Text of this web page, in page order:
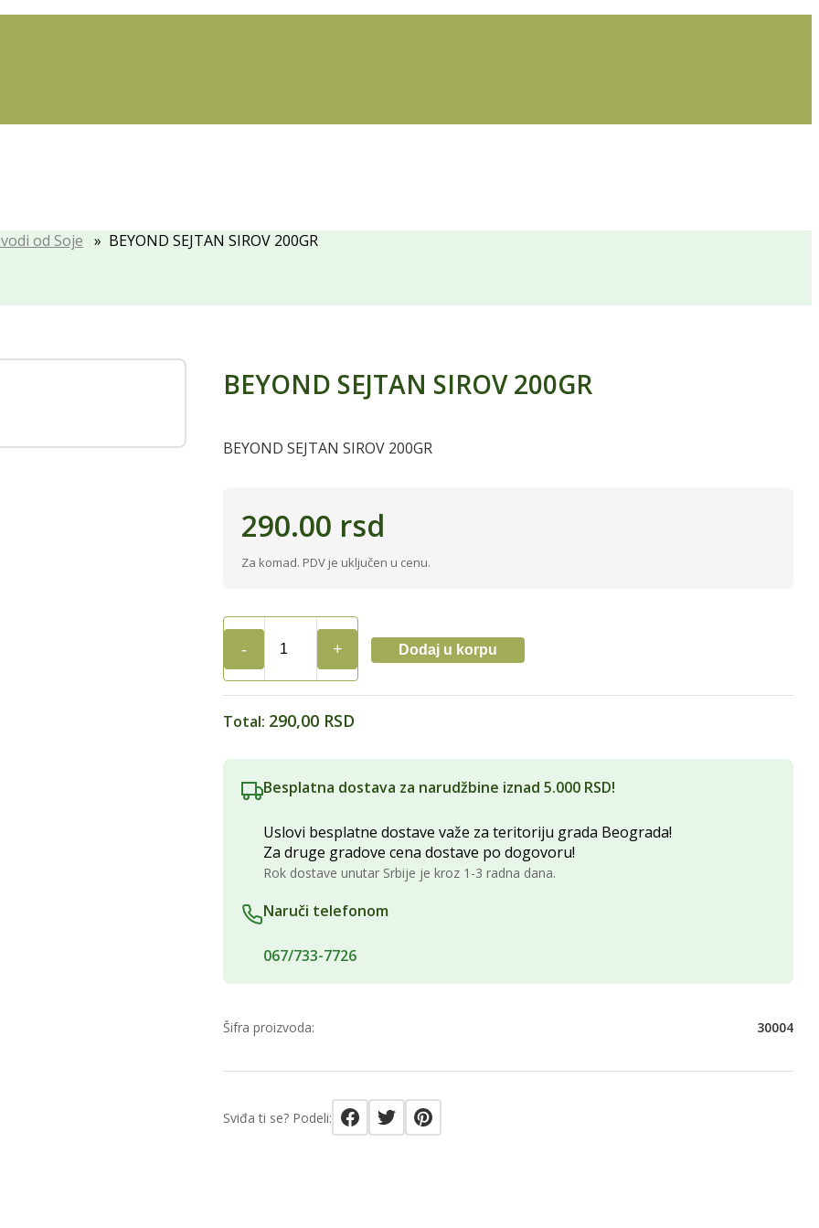
od Soje » BEYOND SEJTAN SIROV 200GR
BEYOND SEJTAN SIROV 200GR
BEYOND SEJTAN SIROV 200GR
290.00 rsd
Za komad. PDV je uključen u cenu.
BEYOND
SEJTAN
SIROV
200GR
Dodaj u korpu
Total: 290,00 RSD
Besplatna dostava za narudžbine iznad 5.000 RSD!
Uslovi besplatne dostave važe za teritoriju grada Beograda!
Za druge gradove cena dostave po dogovoru!
Rok dostave unutar Srbije je kroz 1-3 radna dana.
Naruči telefonom
067/733-7726
Šifra proizvoda: 30004
Sviđa ti se? Podeli: